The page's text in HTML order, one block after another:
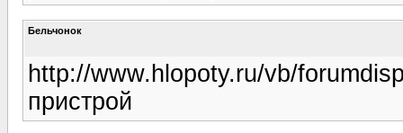
Бельчонок
http://www.hlopoty.ru/vb/
пристрой